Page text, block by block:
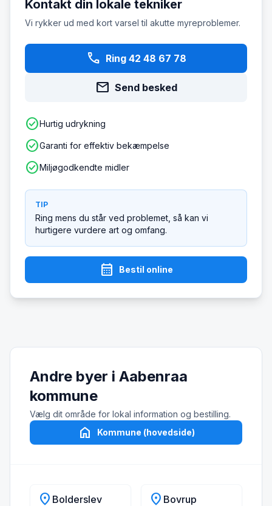
Kontakt din lokale tekniker
Vi rykker ud med kort varsel til akutte myreproblemer.
phone Ring 42 48 67 78
mail Send besked
check_circleHurtig udrykning
check_circleGaranti for effektiv bekæmpelse
check_circleMiljøgodkendte midler
TIP
Ring mens du står ved problemet, så kan vi
hurtigere vurdere art og omfang.
calendar_month Bestil online
Andre byer i Aabenraa
kommune
Vælg dit område for lokal information og bestilling.
home Kommune (hovedside)
location_on Bolderslev location_on Bovrup